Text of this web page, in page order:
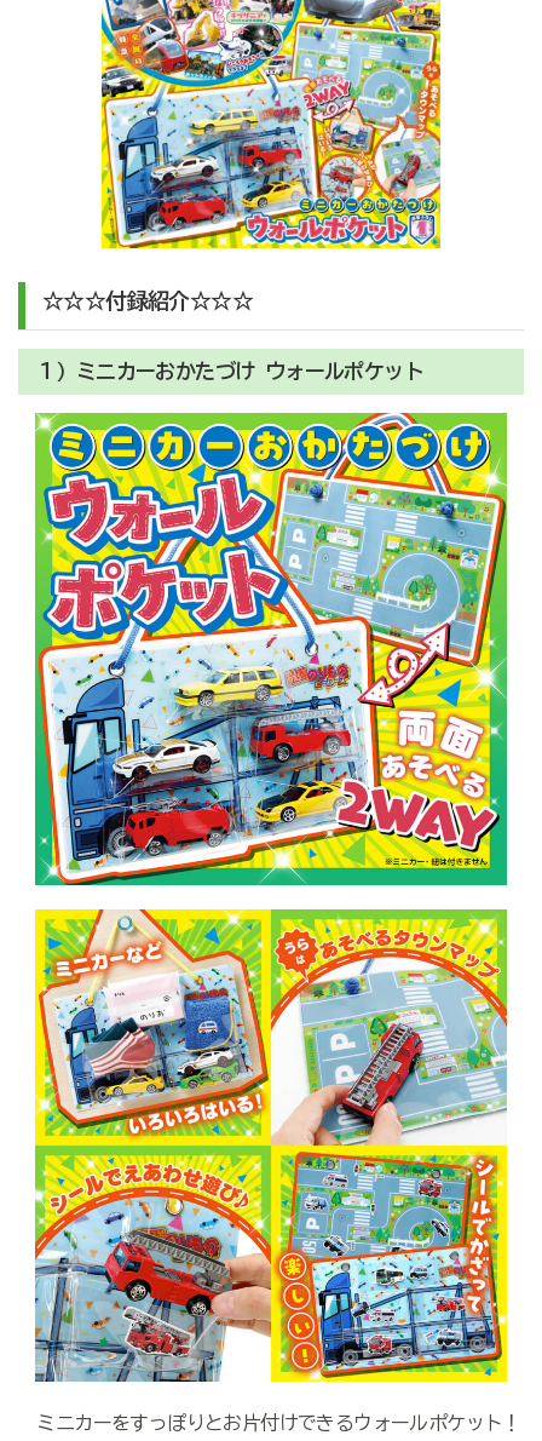
☆☆☆付録紹介☆☆☆
１）ミニカーおかたづけ ウォールポケット
ミニカーをすっぽりとお片付けできるウォールポケット！